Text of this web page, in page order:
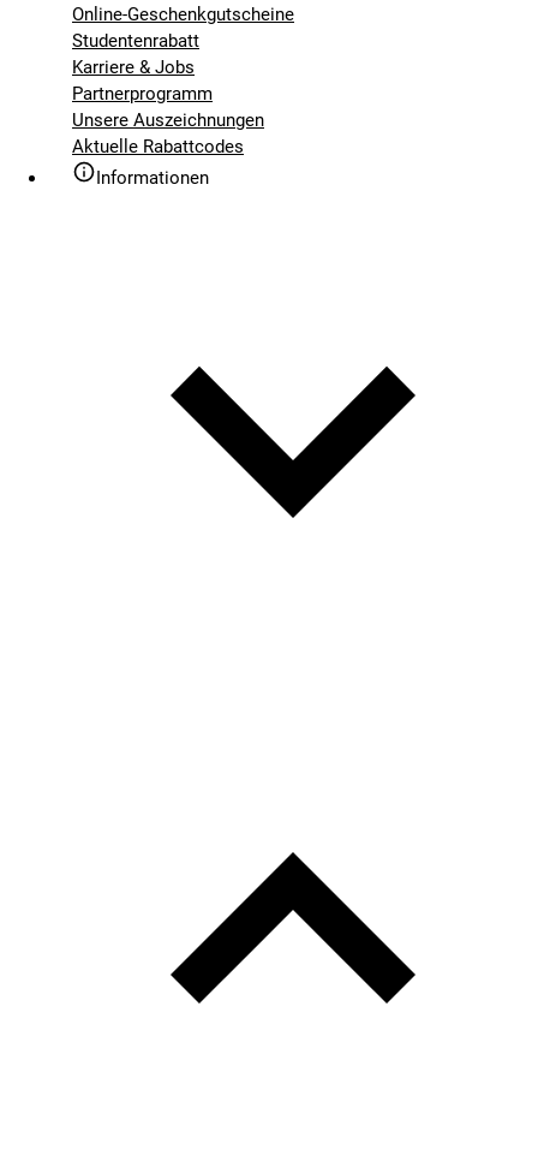
Online-Geschenkgutscheine
Studentenrabatt
Karriere & Jobs
Partnerprogramm
Unsere Auszeichnungen
Aktuelle Rabattcodes
Informationen